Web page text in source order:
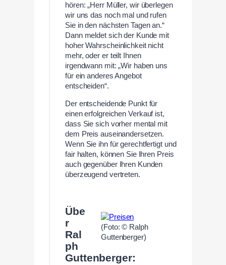
hören: „Herr Müller, wir überlegen
wir uns das noch mal und rufen
Sie in den nächsten Tagen an.“
Dann meldet sich der Kunde mit
hoher Wahrscheinlichkeit nicht
mehr, oder er teilt Ihnen
irgendwann mit: „Wir haben uns
für ein anderes Angebot
entscheiden“.
Der entscheidende Punkt für
einen erfolgreichen Verkauf ist,
dass Sie sich vorher mental mit
dem Preis auseinandersetzen.
Wenn Sie ihn für gerechtfertigt und
fair halten, können Sie Ihren Preis
auch gegenüber Ihren Kunden
überzeugend vertreten.
(Foto: © Ralph
Guttenberger)
Übe
r
Ral
ph
Guttenberger: